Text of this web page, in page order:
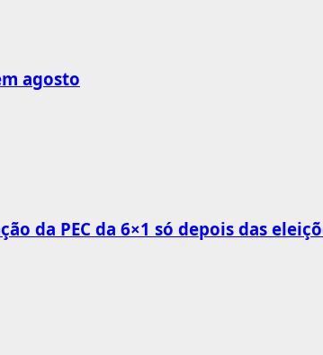
agosto
da PEC da 6×1 só depois das